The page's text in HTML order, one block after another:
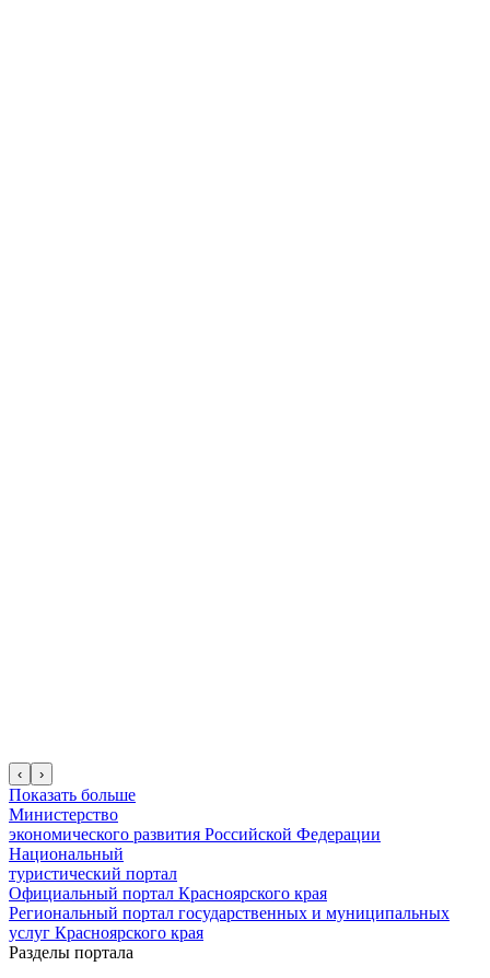
‹ ›
Показать больше
Министерство
экономического развития Российской Федерации
Национальный
туристический портал
Официальный портал Красноярского края
Региональный портал государственных и муниципальных
услуг Красноярского края
Разделы портала